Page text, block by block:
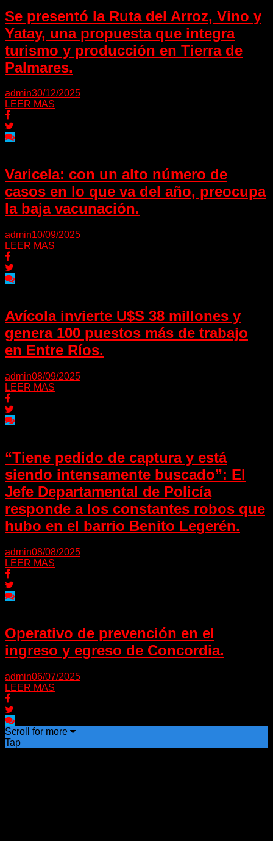
Se presentó la Ruta del Arroz, Vino y
Yatay, una propuesta que integra
turismo y producción en Tierra de
Palmares.
admin30/12/2025
LEER MAS
Varicela: con un alto número de
casos en lo que va del año, preocupa
la baja vacunación.
admin10/09/2025
LEER MAS
Avícola invierte U$S 38 millones y
genera 100 puestos más de trabajo
en Entre Ríos.
admin08/09/2025
LEER MAS
“Tiene pedido de captura y está
siendo intensamente buscado”: El
Jefe Departamental de Policía
responde a los constantes robos que
hubo en el barrio Benito Legerén.
admin08/08/2025
LEER MAS
Operativo de prevención en el
ingreso y egreso de Concordia.
admin06/07/2025
LEER MAS
Scroll for more
Tap